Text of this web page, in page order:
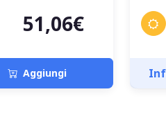
51,06€
Aggiungi